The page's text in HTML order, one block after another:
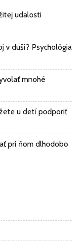
udalosti
v duši? Psychológia
mnohé
u detí podporiť
pri ňom dlhodobo